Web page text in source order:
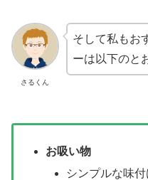
さるくん
そして私もお
ーは以下のと
お吸い物
シンプルな味